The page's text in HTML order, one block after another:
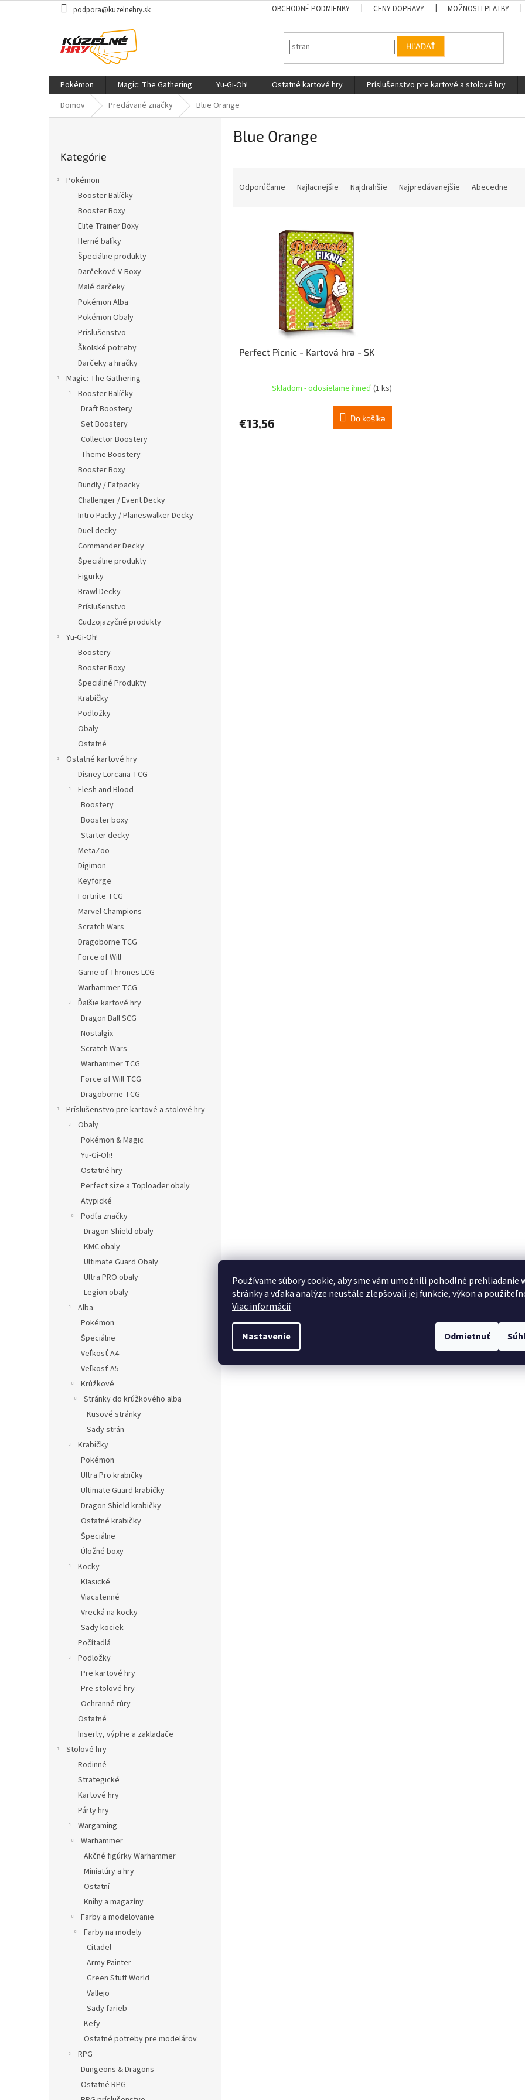
Používame súbory cookie, aby sme vám umožnili pohodlné prehliadanie
stránky a vďaka analýze neustále zlepšovali jej funkcie, výkon a
Viac informácií
Nastavenie Odmietnuť
na
podpora@kuzelnehry.sk OBCHODNÉ PODMIENKY CENY DOPRAVY MOŽNOSTI PLATBY
HĽADAŤ
Pokémon Magic: The Gathering Yu-Gi-Oh! Ostatné kartové hry Príslušenstvo pre kartové a stolové hry
Domov
Predávané značky Blue Orange
kategórie
Kategórie
Pokémon
Booster Balíčky
Booster Boxy
Elite Trainer Boxy
Herné balíky
Špeciálne produkty
Darčekové V-Boxy
Malé darčeky
Pokémon Alba
Pokémon Obaly
Príslušenstvo
Školské potreby
Darčeky a hračky
Magic: The Gathering
Booster Balíčky
Draft Boostery
Set Boostery
Collector Boostery
Theme Boostery
Booster Boxy
Bundly / Fatpacky
Challenger / Event Decky
Intro Packy / Planeswalker Decky
Duel decky
Commander Decky
Špeciálne produkty
Figurky
Brawl Decky
Príslušenstvo
Cudzojazyčné produkty
Yu-Gi-Oh!
Boostery
Booster Boxy
Špeciálné Produkty
Krabičky
Podložky
Obaly
Ostatné
Ostatné kartové hry
Disney Lorcana TCG
Flesh and Blood
Boostery
Booster boxy
Starter decky
MetaZoo
Digimon
Keyforge
Fortnite TCG
Marvel Champions
Scratch Wars
Dragoborne TCG
Force of Will
Game of Thrones LCG
Warhammer TCG
Ďalšie kartové hry
Dragon Ball SCG
Nostalgix
Scratch Wars
Warhammer TCG
Force of Will TCG
Dragoborne TCG
Príslušenstvo pre kartové a stolové hry
Obaly
Pokémon & Magic
Yu-Gi-Oh!
Ostatné hry
Perfect size a Toploader obaly
Atypické
Podľa značky
Dragon Shield obaly
KMC obaly
Ultimate Guard Obaly
Ultra PRO obaly
Legion obaly
Alba
Pokémon
Špeciálne
Veľkosť A4
Veľkosť A5
Krúžkové
Stránky do krúžkového alba
Kusové stránky
Sady strán
Krabičky
Pokémon
Ultra Pro krabičky
Ultimate Guard krabičky
Dragon Shield krabičky
Ostatné krabičky
Špeciálne
Úložné boxy
Kocky
Klasické
Viacstenné
Vrecká na kocky
Sady kociek
Počítadlá
Podložky
Pre kartové hry
Pre stolové hry
Ochranné rúry
Ostatné
Inserty, výplne a zakladače
Stolové hry
Rodinné
Strategické
Kartové hry
Párty hry
Wargaming
Warhammer
Akčné figúrky Warhammer
Miniatúry a hry
Ostatní
Knihy a magazíny
Farby a modelovanie
Farby na modely
Citadel
Army Painter
Green Stuff World
Vallejo
Sady farieb
Kefy
Ostatné potreby pre modelárov
RPG
Dungeons & Dragons
Ostatné RPG
Blue Orange
Odporúčame Najlacnejšie Najdrahšie Najpredávanejšie Abecedne
Perfect Picnic - Kartová hra - SK
Skladom - odosielame ihneď(1 ks)
€13,56 Do košíka